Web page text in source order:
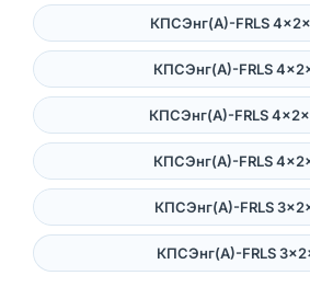
КПСЭнг(А)-FRLS
КПСЭнг(А)-FRLS
КПСЭнг(А)-FRLS
КПСЭнг(А)-FRLS
КПСЭнг(А)-FRLS
КПСЭнг(А)-FRLS